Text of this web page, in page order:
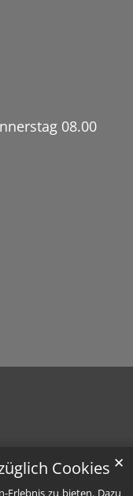
Cookies
zu bieten. Dazu
✕
08.00